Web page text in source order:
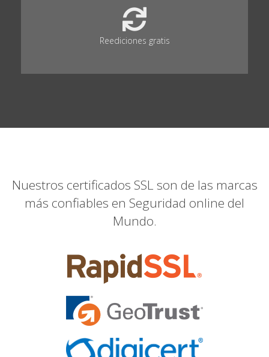
Reediciones gratis
Nuestros certificados SSL son de las marcas
más confiables en Seguridad online del
Mundo.